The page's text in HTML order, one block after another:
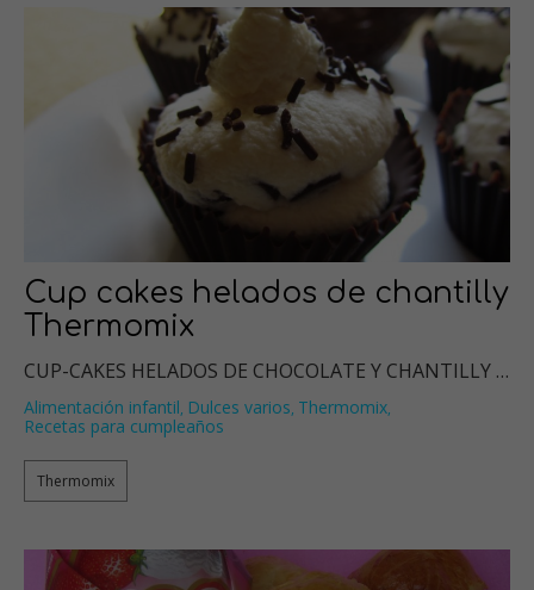
Cup cakes helados de chantilly
Thermomix
CUP-CAKES HELADOS DE CHOCOLATE Y CHANTILLY …
Alimentación infantil, Dulces varios, Thermomix,
Recetas para cumpleaños
Thermomix